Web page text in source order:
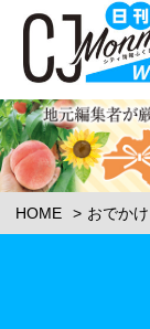
HOME おでかけ